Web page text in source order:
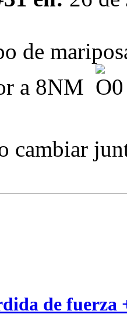
de
a 8NM
cambiar
de